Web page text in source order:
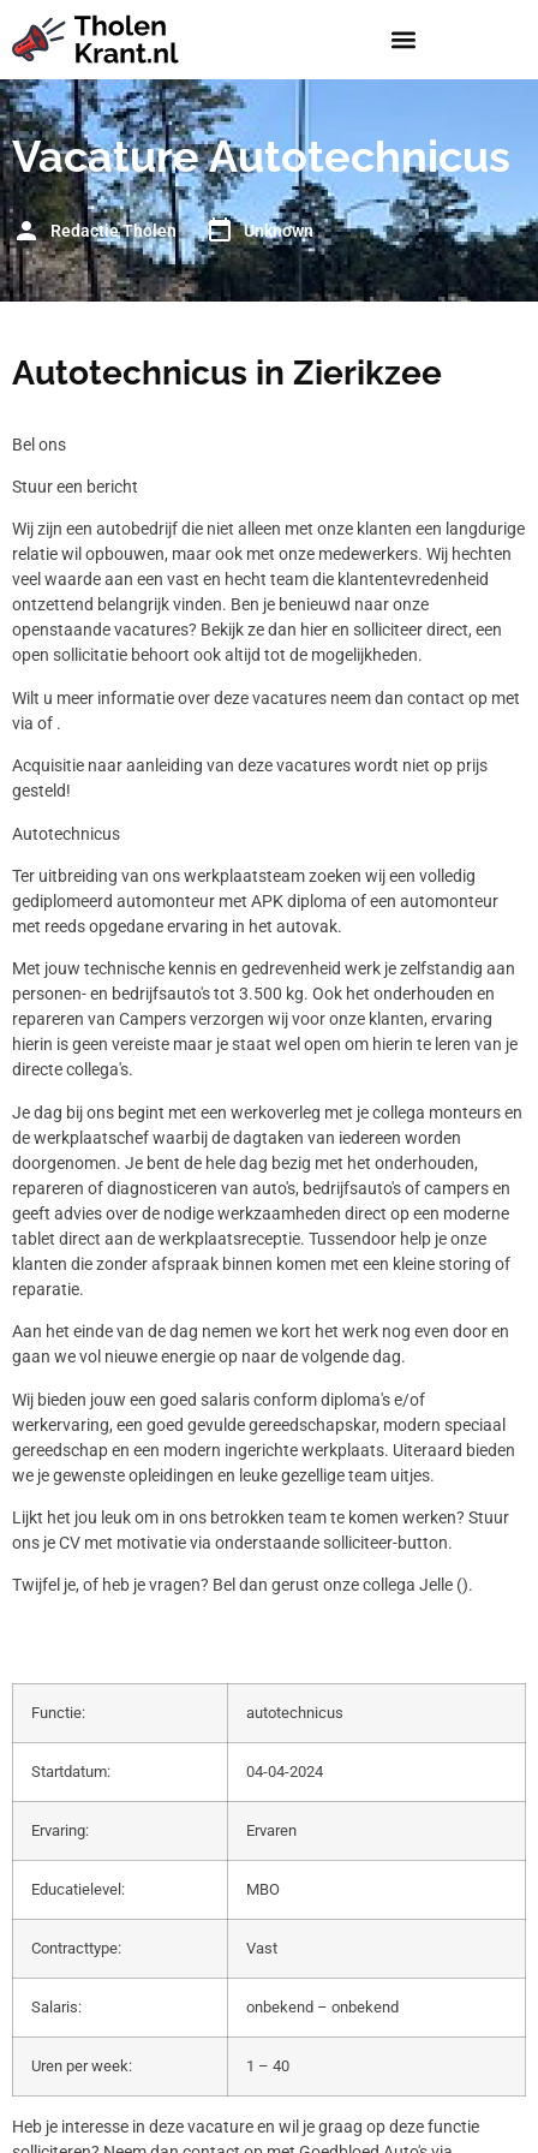
Vacature Autotechnicus
Redactie Tholen Unknown
Autotechnicus in Zierikzee
Bel ons
Stuur een bericht
Wij zijn een autobedrijf die niet alleen met onze klanten een langdurige
relatie wil opbouwen, maar ook met onze medewerkers. Wij hechten
veel waarde aan een vast en hecht team die klantentevredenheid
ontzettend belangrijk vinden. Ben je benieuwd naar onze
openstaande vacatures? Bekijk ze dan hier en solliciteer direct, een
open sollicitatie behoort ook altijd tot de mogelijkheden.
Wilt u meer informatie over deze vacatures neem dan contact op met
via of .
Acquisitie naar aanleiding van deze vacatures wordt niet op prijs
gesteld!
Autotechnicus
Ter uitbreiding van ons werkplaatsteam zoeken wij een volledig
gediplomeerd automonteur met APK diploma of een automonteur
met reeds opgedane ervaring in het autovak.
Met jouw technische kennis en gedrevenheid werk je zelfstandig aan
personen- en bedrijfsauto's tot 3.500 kg. Ook het onderhouden en
repareren van Campers verzorgen wij voor onze klanten, ervaring
hierin is geen vereiste maar je staat wel open om hierin te leren van je
directe collega's.
Je dag bij ons begint met een werkoverleg met je collega monteurs en
de werkplaatschef waarbij de dagtaken van iedereen worden
doorgenomen. Je bent de hele dag bezig met het onderhouden,
repareren of diagnosticeren van auto's, bedrijfsauto's of campers en
geeft advies over de nodige werkzaamheden direct op een moderne
tablet direct aan de werkplaatsreceptie. Tussendoor help je onze
klanten die zonder afspraak binnen komen met een kleine storing of
reparatie.
Aan het einde van de dag nemen we kort het werk nog even door en
gaan we vol nieuwe energie op naar de volgende dag.
Wij bieden jouw een goed salaris conform diploma's e/of
werkervaring, een goed gevulde gereedschapskar, modern speciaal
gereedschap en een modern ingerichte werkplaats. Uiteraard bieden
we je gewenste opleidingen en leuke gezellige team uitjes.
Lijkt het jou leuk om in ons betrokken team te komen werken? Stuur
ons je CV met motivatie via onderstaande solliciteer-button.
Twijfel je, of heb je vragen? Bel dan gerust onze collega Jelle ().
Functie: autotechnicus
Startdatum: 04-04-2024
Ervaring: Ervaren
Educatielevel: MBO
Contracttype: Vast
Salaris: onbekend – onbekend
Uren per week: 1 – 40
Heb je interesse in deze vacature en wil je graag op deze functie